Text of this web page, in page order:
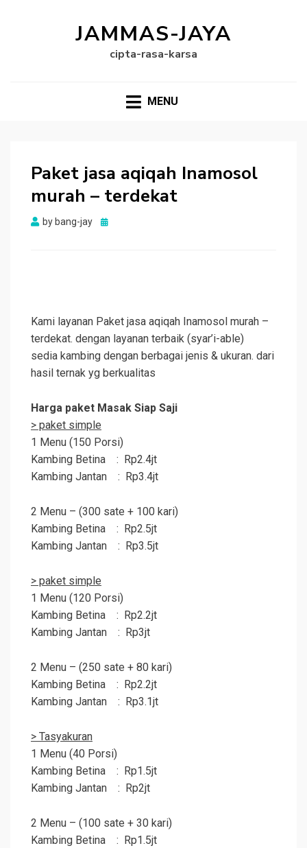
JAMMAS-JAYA
cipta-rasa-karsa
MENU
Paket jasa aqiqah Inamosol
murah – terdekat
by bang-jay
Posted
Kami layanan Paket jasa aqiqah Inamosol murah –
terdekat. dengan layanan terbaik (syar’i-able)
sedia kambing dengan berbagai jenis & ukuran. dari
hasil ternak yg berkualitas
Harga paket Masak Siap Saji
> paket simple
1 Menu (150 Porsi)
Kambing Betina : Rp2.4jt
Kambing Jantan : Rp3.4jt
2 Menu – (300 sate + 100 kari)
Kambing Betina : Rp2.5jt
Kambing Jantan : Rp3.5jt
> paket simple
1 Menu (120 Porsi)
Kambing Betina : Rp2.2jt
Kambing Jantan : Rp3jt
2 Menu – (250 sate + 80 kari)
Kambing Betina : Rp2.2jt
Kambing Jantan : Rp3.1jt
> Tasyakuran
1 Menu (40 Porsi)
Kambing Betina : Rp1.5jt
Kambing Jantan : Rp2jt
2 Menu – (100 sate + 30 kari)
Kambing Betina : Rp1.5jt